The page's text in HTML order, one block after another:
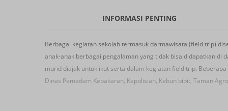
INFORMASI PENTING
Berbagai kegiatan sekolah termasuk darmawisata (field trip)
anak-anak berbagai pengalaman yang tidak bisa didapatkan di
murid diajak untuk ikut serta dalam kegiatan field trip. Beberapa
Dinas Pemadam Kebakaran, Kepolisian, Kebun bibit, Taman